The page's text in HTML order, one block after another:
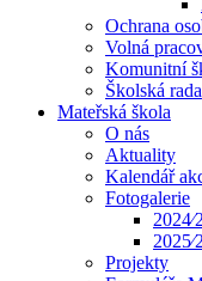
Ochrana
Volná
Komunitní
Školská rada
Mateřská škola
O nás
Aktuality
Kalendář
Fotogalerie
Projekty